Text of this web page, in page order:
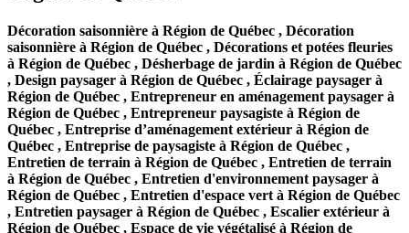
Décoration saisonnière à Région de Québec , Décoration
saisonnière à Région de Québec , Décorations et potées fleuries
à Région de Québec , Désherbage de jardin à Région de Québec
, Design paysager à Région de Québec , Éclairage paysager à
Région de Québec , Entrepreneur en aménagement paysager à
Région de Québec , Entrepreneur paysagiste à Région de
Québec , Entreprise d’aménagement extérieur à Région de
Québec , Entreprise de paysagiste à Région de Québec ,
Entretien de terrain à Région de Québec , Entretien de terrain
à Région de Québec , Entretien d'environnement paysager à
Région de Québec , Entretien d'espace vert à Région de Québec
, Entretien paysager à Région de Québec , Escalier extérieur à
Région de Québec , Espace de vie végétalisé à Région de